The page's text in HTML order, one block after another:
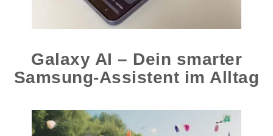
Galaxy AI – Dein smarter
Samsung-Assistent im Alltag